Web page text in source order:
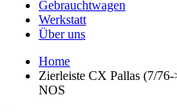
Gebrauchtwagen
Werkstatt
Über uns
Home
Zierleiste CX Pallas (7/
NOS